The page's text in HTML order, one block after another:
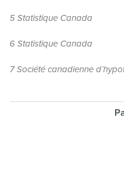
5 Statistique Canada
6 Statistique Canada
7 Société canadienne